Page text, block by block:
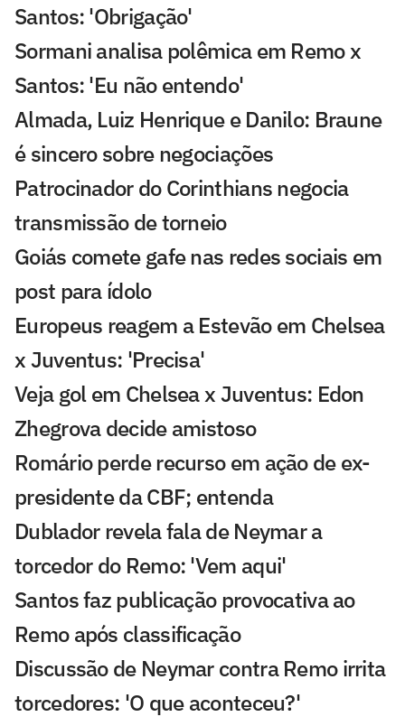
Santos: 'Obrigação'
Sormani analisa polêmica em Remo x
Santos: 'Eu não entendo'
Almada, Luiz Henrique e Danilo: Braune
é sincero sobre negociações
Patrocinador do Corinthians negocia
transmissão de torneio
Goiás comete gafe nas redes sociais em
post para ídolo
Europeus reagem a Estevão em Chelsea
x Juventus: 'Precisa'
Veja gol em Chelsea x Juventus: Edon
Zhegrova decide amistoso
Romário perde recurso em ação de ex-
presidente da CBF; entenda
Dublador revela fala de Neymar a
torcedor do Remo: 'Vem aqui'
Santos faz publicação provocativa ao
Remo após classificação
Discussão de Neymar contra Remo irrita
torcedores: 'O que aconteceu?'